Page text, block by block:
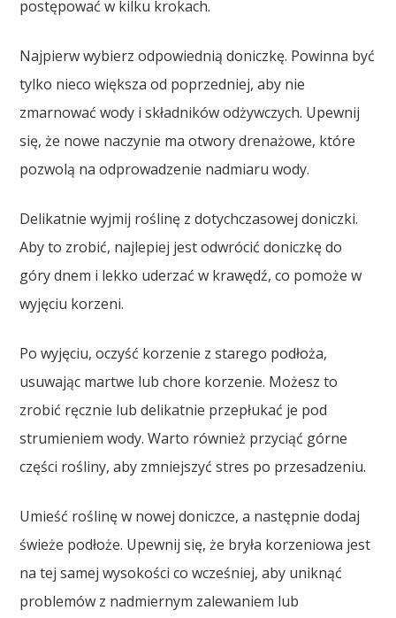
postępować w kilku krokach.
Najpierw wybierz odpowiednią doniczkę. Powinna być
tylko nieco większa od poprzedniej, aby nie
zmarnować wody i składników odżywczych. Upewnij
się, że nowe naczynie ma otwory drenażowe, które
pozwolą na odprowadzenie nadmiaru wody.
Delikatnie wyjmij roślinę z dotychczasowej doniczki.
Aby to zrobić, najlepiej jest odwrócić doniczkę do
góry dnem i lekko uderzać w krawędź, co pomoże w
wyjęciu korzeni.
Po wyjęciu, oczyść korzenie z starego podłoża,
usuwając martwe lub chore korzenie. Możesz to
zrobić ręcznie lub delikatnie przepłukać je pod
strumieniem wody. Warto również przyciąć górne
części rośliny, aby zmniejszyć stres po przesadzeniu.
Umieść roślinę w nowej doniczce, a następnie dodaj
świeże podłoże. Upewnij się, że bryła korzeniowa jest
na tej samej wysokości co wcześniej, aby uniknąć
problemów z nadmiernym zalewaniem lub